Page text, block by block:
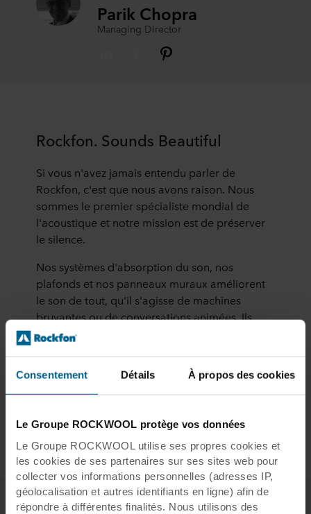
Consentement Détails À propos des cookies
Le Groupe ROCKWOOL protège vos données
Le Groupe ROCKWOOL utilise ses propres cookies et
les cookies de ses partenaires sur ses sites web pour
collecter vos informations personnelles (adresses IP,
géolocalisation et autres identifiants en ligne) afin de
répondre à différentes finalités. Nous utilisons des
Parik Chopra
Managing Director
Rockfon. Sounds Beautiful
Si vous n'avez jamais entendu parler de
Rockfon, c'est que nous avons raison. Nous
sommes le premier spécialiste mondial de
l'acoustique et notre mission est de préserver
le silence.
Nos systèmes d'absorption du son, nos
plafonds et nos panneaux muraux améliorent
le son de tout, qu'il s'agisse de machines
bruyantes ou de conversations animées. Ils
sont non seulement agréables à l'oreille, mais
pouvons ainsi réfléchir, nous détendre et
profiter de la vie ensemble. Ça sonne bien, non
?
En savoir plus